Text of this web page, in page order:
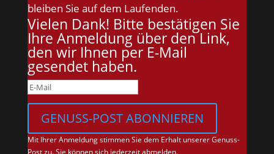
bleiben Sie auf dem Laufenden.
Vielen Dank! Bitte bestätigen Sie
Ihre Anmeldung über den Link,
den wir Ihnen per E-Mail
gesendet haben.
GENUSS-POST ABONNIEREN
Mit Ihrer Anmeldung stimmen Sie dem Erhalt unserer Genuss-
Post zu. Sie können sich jederzeit abmelden.